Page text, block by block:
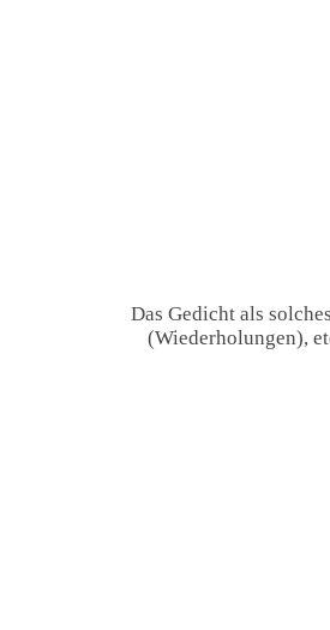
Das Gedicht als
(Wiederholungen),